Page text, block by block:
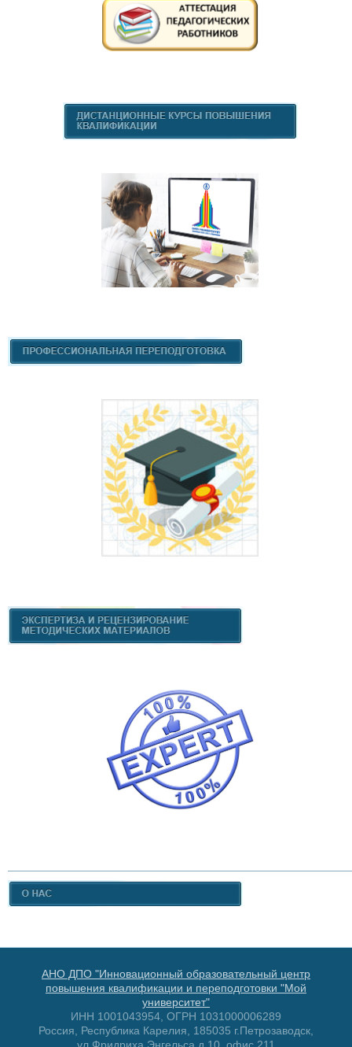
АНО ДПО "Инновационный образовательный центр
повышения квалификации и переподготовки "Мой
университет"
ИНН 1001043954, ОГРН 1031000006289
Россия, Республика Карелия, 185035 г.Петрозаводск,
ул.Фридриха Энгельса д.10, офис 211